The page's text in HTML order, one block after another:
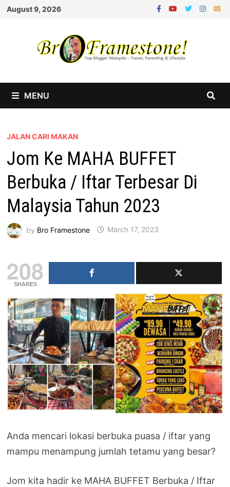
Skip
August 9, 2026
MENU
JALAN CARI MAKAN
Jom Ke MAHA BUFFET
Berbuka / Iftar Terbesar Di
Malaysia Tahun 2023
by Bro Framestone March 17, 2023
208
SHARES
Anda mencari lokasi berbuka puasa / iftar yang
mampu menampung jumlah tetamu yang besar?
Jom kita hadir ke MAHA BUFFET Berbuka / Iftar